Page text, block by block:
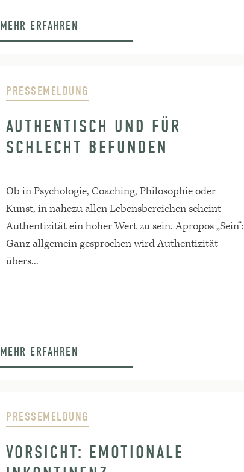
MEHR ERFAHREN
PRESSEMELDUNG
AUTHENTISCH UND FÜR
SCHLECHT BEFUNDEN
Ob in Psychologie, Coaching, Philosophie oder
Kunst, in nahezu allen Lebensbereichen scheint
Authentizität ein hoher Wert zu sein. Apropos „Sein“:
Ganz allgemein gesprochen wird Authentizität
übers...
MEHR ERFAHREN
PRESSEMELDUNG
VORSICHT: EMOTIONALE